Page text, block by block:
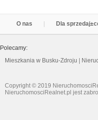
O nas Dla
Polecamy:
Mieszkania w Busku-Zdroju |
Copyright © 2019
NieruchomosciRealnet.pl jest